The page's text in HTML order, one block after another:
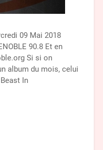
09 Mai 2018
90.8 Et en
Si si on
album du mois, celui
In